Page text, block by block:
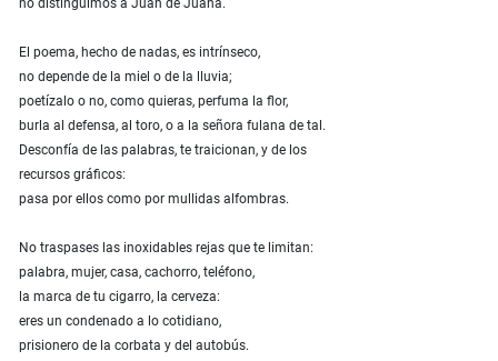
no distinguimos a Juan de Juana.
El poema, hecho de nadas, es intrínseco,
no depende de la miel o de la lluvia;
poetízalo o no, como quieras, perfuma la flor,
burla al defensa, al toro, o a la señora fulana de tal.
Desconfía de las palabras, te traicionan, y de los
recursos gráficos:
pasa por ellos como por mullidas alfombras.
No traspases las inoxidables rejas que te limitan:
palabra, mujer, casa, cachorro, teléfono,
la marca de tu cigarro, la cerveza:
eres un condenado a lo cotidiano,
prisionero de la corbata y del autobús.